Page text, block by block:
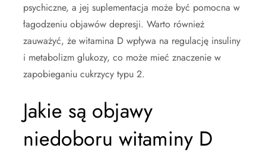
psychiczne, a jej suplementacja może być pomocna w
łagodzeniu objawów depresji. Warto również
zauważyć, że witamina D wpływa na regulację insuliny
i metabolizm glukozy, co może mieć znaczenie w
zapobieganiu cukrzycy typu 2.
Jakie są objawy
niedoboru witaminy D